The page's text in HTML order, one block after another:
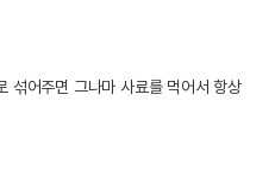
섞어주면 그나마 사료를 먹어서 항상